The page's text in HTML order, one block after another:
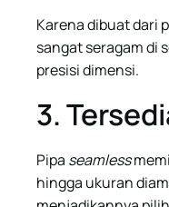
Karena dibuat dari
sangat seragam di
presisi dimensi.
3.
Pipa seamless
hingga ukuran